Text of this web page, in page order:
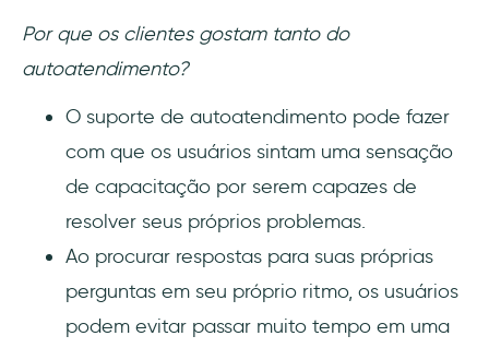
Por que os clientes gostam tanto do
autoatendimento?
O suporte de autoatendimento pode fazer
com que os usuários sintam uma sensação
de capacitação por serem capazes de
resolver seus próprios problemas.
Ao procurar respostas para suas próprias
perguntas em seu próprio ritmo, os usuários
podem evitar passar muito tempo em uma